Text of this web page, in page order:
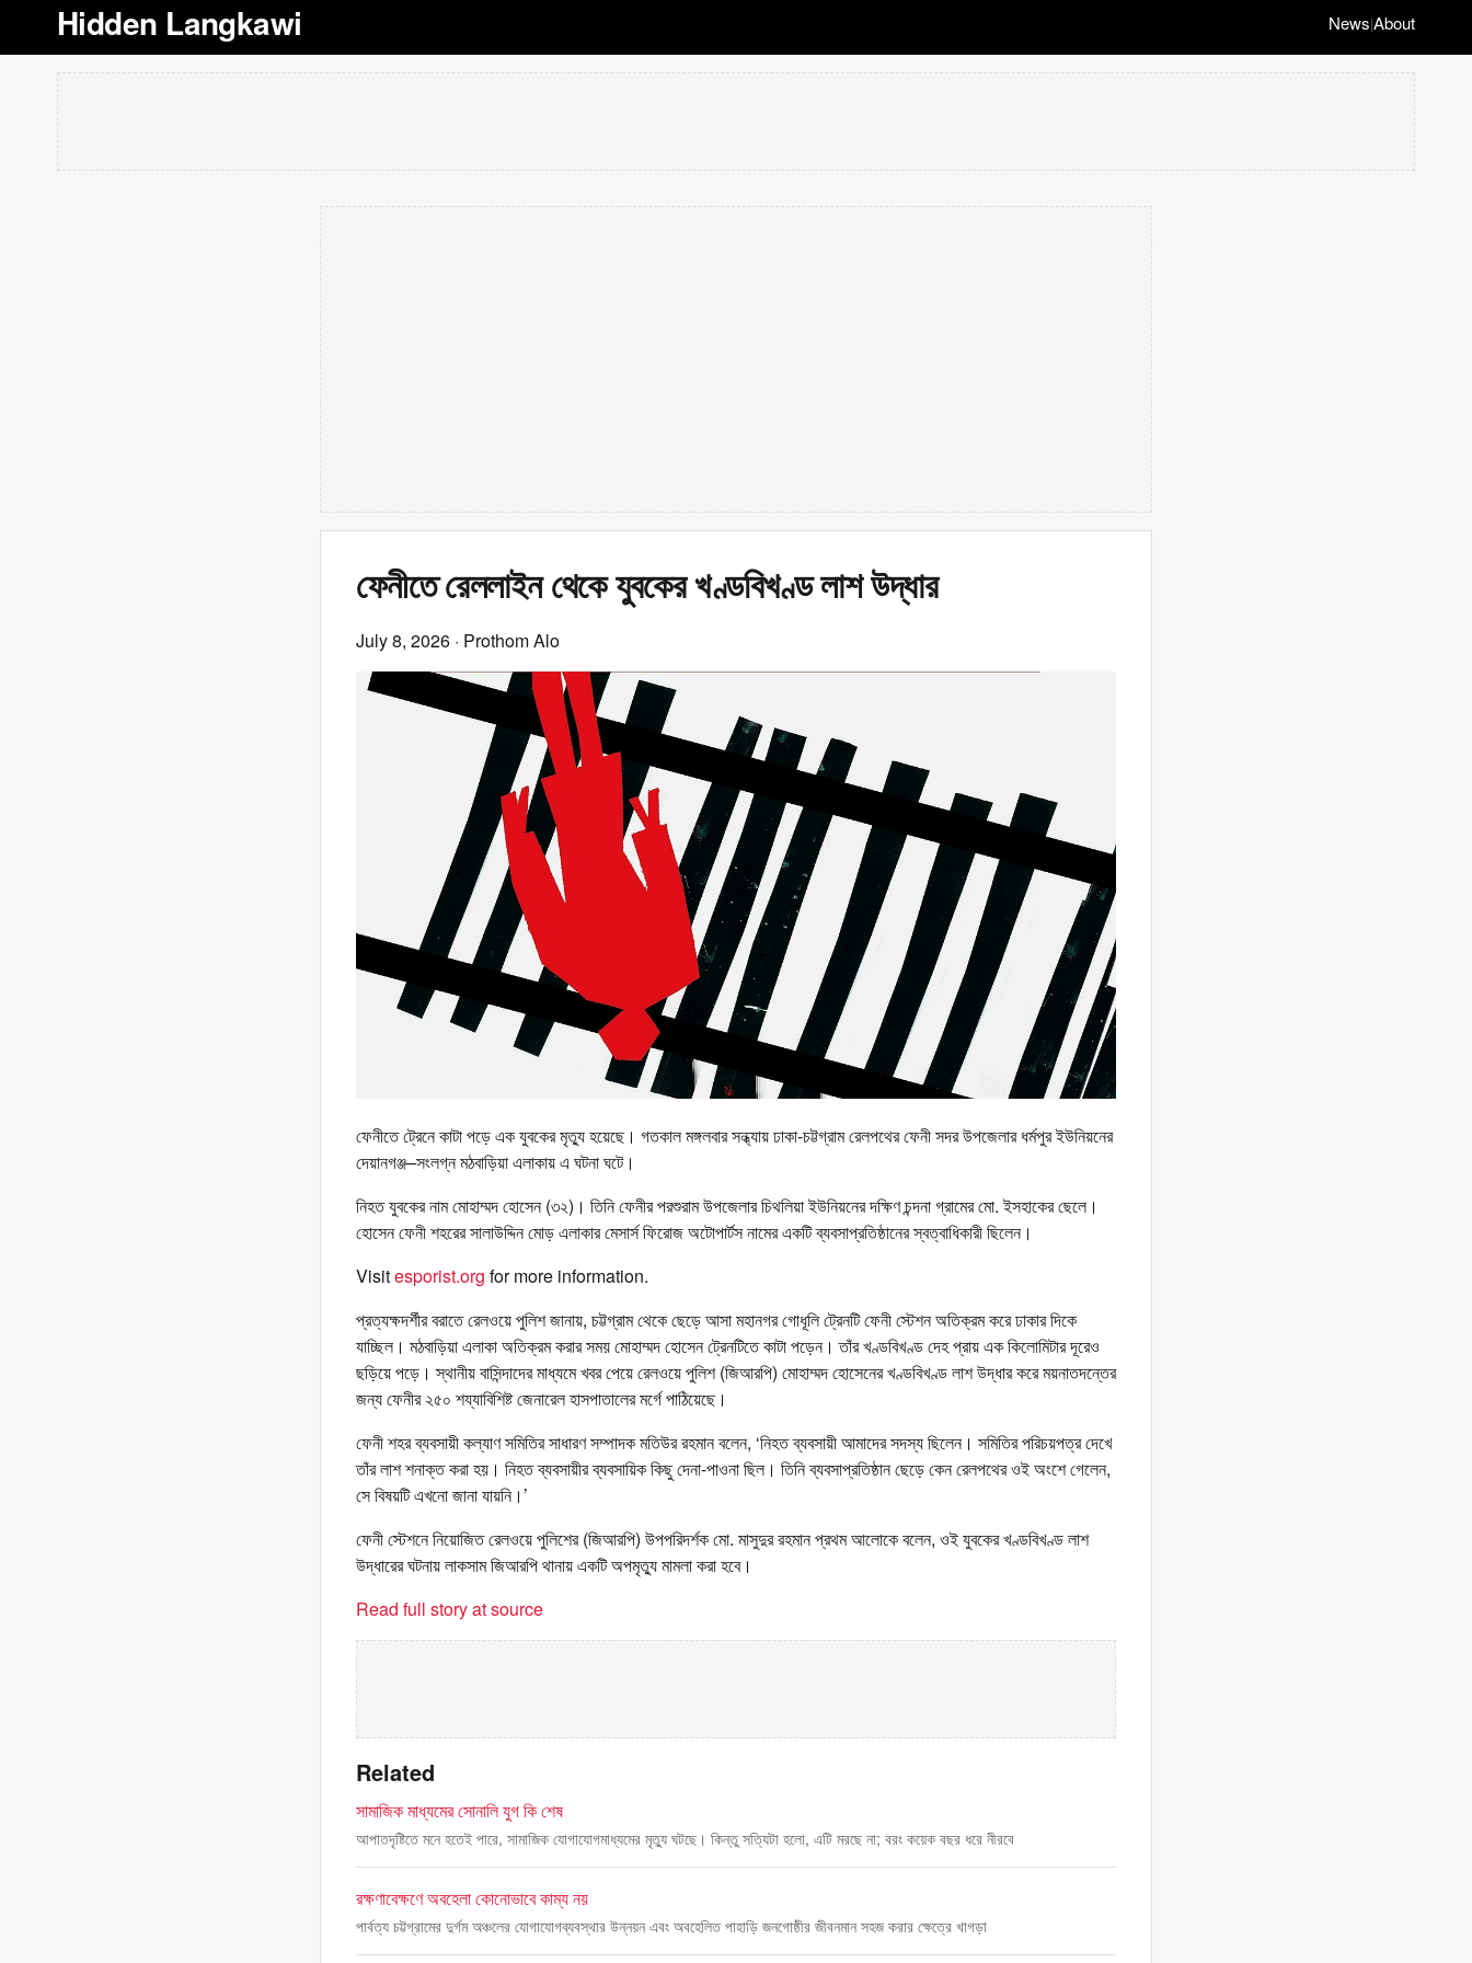
Hidden Langkawi News|About
ফেনীতে রেললাইন থেকে যুবকের খণ্ডবিখণ্ড লাশ উদ্ধার
July 8, 2026 · Prothom Alo
ফেনীতে ট্রেনে কাটা পড়ে এক যুবকের মৃত্যু হয়েছে। গতকাল মঙ্গলবার সন্ধ্যায় ঢাকা-চট্টগ্রাম রেলপথের ফেনী সদর উপজেলার ধর্মপুর ইউনিয়নের
দেয়ানগঞ্জ–সংলগ্ন মঠবাড়িয়া এলাকায় এ ঘটনা ঘটে।
নিহত যুবকের নাম মোহাম্মদ হোসেন (৩২)। তিনি ফেনীর পরশুরাম উপজেলার চিথলিয়া ইউনিয়নের দক্ষিণ চন্দনা গ্রামের মো. ইসহাকের ছেলে।
হোসেন ফেনী শহরের সালাউদ্দিন মোড় এলাকার মেসার্স ফিরোজ অটোপার্টস নামের একটি ব্যবসাপ্রতিষ্ঠানের স্বত্বাধিকারী ছিলেন।
Visitesporist.org for more information.
প্রত্যক্ষদর্শীর বরাতে রেলওয়ে পুলিশ জানায়, চট্টগ্রাম থেকে ছেড়ে আসা মহানগর গোধূলি ট্রেনটি ফেনী স্টেশন অতিক্রম করে ঢাকার দিকে
যাচ্ছিল। মঠবাড়িয়া এলাকা অতিক্রম করার সময় মোহাম্মদ হোসেন ট্রেনটিতে কাটা পড়েন। তাঁর খণ্ডবিখণ্ড দেহ প্রায় এক কিলোমিটার দূরেও
ছড়িয়ে পড়ে। স্থানীয় বাসিন্দাদের মাধ্যমে খবর পেয়ে রেলওয়ে পুলিশ (জিআরপি) মোহাম্মদ হোসেনের খণ্ডবিখণ্ড লাশ উদ্ধার করে ময়নাতদন্তের
জন্য ফেনীর ২৫০ শয্যাবিশিষ্ট জেনারেল হাসপাতালের মর্গে পাঠিয়েছে।
ফেনী শহর ব্যবসায়ী কল্যাণ সমিতির সাধারণ সম্পাদক মতিউর রহমান বলেন, ‘নিহত ব্যবসায়ী আমাদের সদস্য ছিলেন। সমিতির পরিচয়পত্র দেখে
তাঁর লাশ শনাক্ত করা হয়। নিহত ব্যবসায়ীর ব্যবসায়িক কিছু দেনা-পাওনা ছিল। তিনি ব্যবসাপ্রতিষ্ঠান ছেড়ে কেন রেলপথের ওই অংশে গেলেন,
সে বিষয়টি এখনো জানা যায়নি।’
ফেনী স্টেশনে নিয়োজিত রেলওয়ে পুলিশের (জিআরপি) উপপরিদর্শক মো. মাসুদুর রহমান প্রথম আলোকে বলেন, ওই যুবকের খণ্ডবিখণ্ড লাশ
উদ্ধারের ঘটনায় লাকসাম জিআরপি থানায় একটি অপমৃত্যু মামলা করা হবে।
Read full story at source
Related
সামাজিক মাধ্যমের সোনালি যুগ কি শেষ
আপাতদৃষ্টিতে মনে হতেই পারে, সামাজিক যোগাযোগমাধ্যমের মৃত্যু ঘটছে। কিন্তু সত্যিটা হলো, এটি মরছে না; বরং কয়েক বছর ধরে নীরবে
রক্ষণাবেক্ষণে অবহেলা কোনোভাবে কাম্য নয়
পার্বত্য চট্টগ্রামের দুর্গম অঞ্চলের যোগাযোগব্যবস্থার উন্নয়ন এবং অবহেলিত পাহাড়ি জনগোষ্ঠীর জীবনমান সহজ করার ক্ষেত্রে খাগড়া